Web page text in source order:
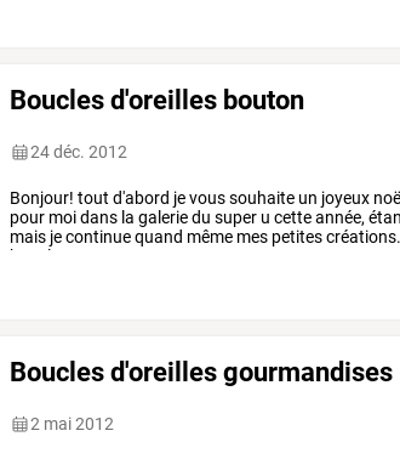
Boucles d'oreilles bouton
24 déc. 2012
Bonjour! tout d'abord jevoussouhaite un joyeux
pour moidans la galeriedu super u cetteannée,
mais jecontinuequand même mes petitescréations.
boucles
Boucles d'oreilles gourmandises
2 mai 2012